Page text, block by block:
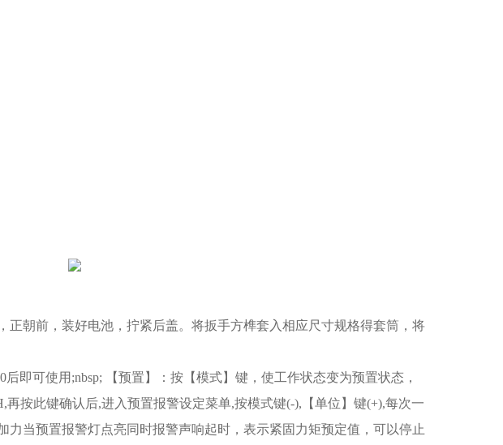
正朝前，装好电池，拧紧后盖。将扳手方榫套入相应尺寸规格得套筒，将
即可使用;nbsp; 【预置】：按【模式】键，使工作状态变为预置状态，
再按此键确认后,进入预置报警设定菜单,按模式键(-),【单位】键(+),每次一
力当预置报警灯点亮同时报警声响起时，表示紧固力矩预定值，可以停止